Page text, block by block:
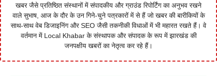
खबर जैसे प्रतिष्ठित संस्थानों में संपादकीय और ग्राउंड रिपोर्टिंग का अनुभव रखने
वाले सुभाष, आज के दौर के उन गिने-चुने पत्रकारों में से हैं जो खबर की बारीकियों के
साथ-साथ वेब डिजाइनिंग और SEO जैसी तकनीकी विधाओं में भी महारत रखते हैं। वे
वर्तमान में Local Khabar के संस्थापक और संपादक के रूप में झारखंड की
जनपक्षीय खबरों का नेतृत्व कर रहे हैं।